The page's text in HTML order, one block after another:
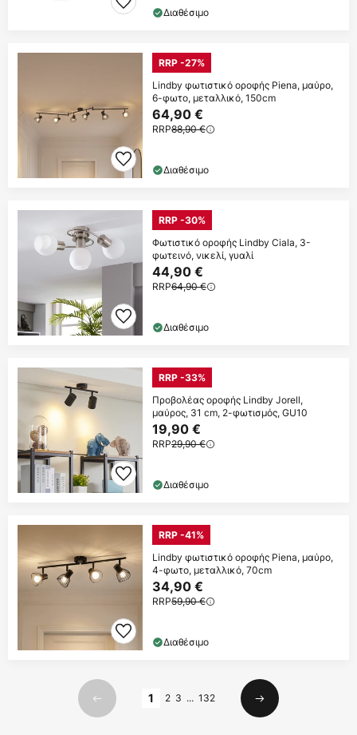
Διαθέσιμο
RRP -27%
Lindby φωτιστικό οροφής Piena, μαύρο,
6-φωτο, μεταλλικό, 150cm
64,90 €
RRP88,90 €
Διαθέσιμο
RRP -30%
Φωτιστικό οροφής Lindby Ciala, 3-
φωτεινό, νικελί, γυαλί
44,90 €
RRP64,90 €
Διαθέσιμο
RRP -33%
Προβολέας οροφής Lindby Jorell,
μαύρος, 31 cm, 2-φωτισμός, GU10
19,90 €
RRP29,90 €
Διαθέσιμο
RRP -41%
Lindby φωτιστικό οροφής Piena, μαύρο,
4-φωτο, μεταλλικό, 70cm
34,90 €
RRP59,90 €
Διαθέσιμο
Προηγούμενο
1 2 3 ... 132
Επόμενο